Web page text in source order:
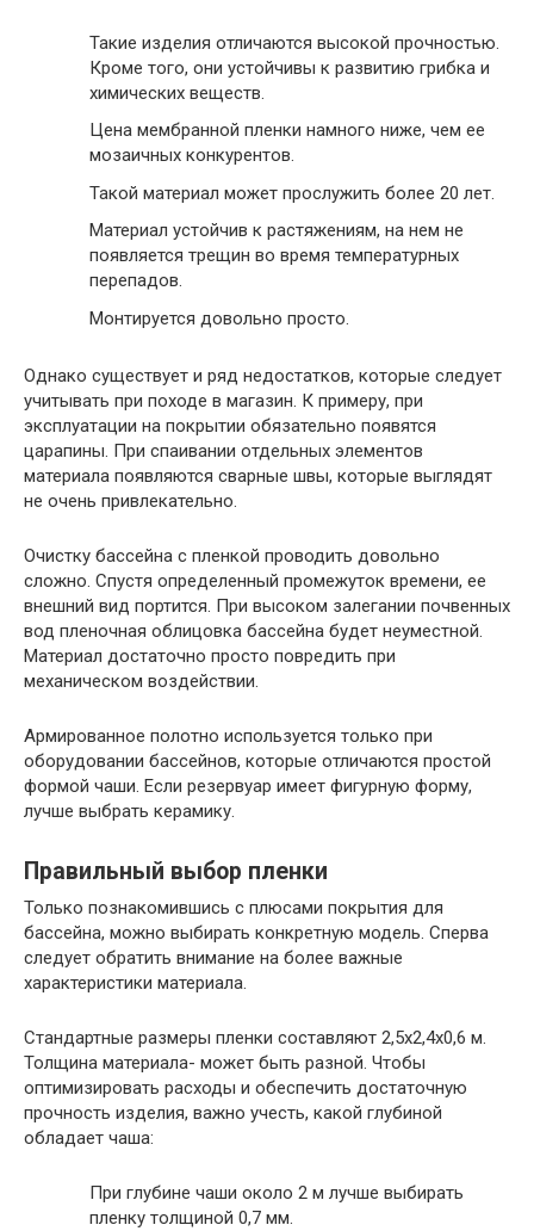
Такие изделия отличаются высокой прочностью.
Кроме того, они устойчивы к развитию грибка и
химических веществ.
Цена мембранной пленки намного ниже, чем ее
мозаичных конкурентов.
Такой материал может прослужить более 20 лет.
Материал устойчив к растяжениям, на нем не
появляется трещин во время температурных
перепадов.
Монтируется довольно просто.
Однако существует и ряд недостатков, которые следует
учитывать при походе в магазин. К примеру, при
эксплуатации на покрытии обязательно появятся
царапины. При спаивании отдельных элементов
материала появляются сварные швы, которые выглядят
не очень привлекательно.
Очистку бассейна с пленкой проводить довольно
сложно. Спустя определенный промежуток времени, ее
внешний вид портится. При высоком залегании почвенных
вод пленочная облицовка бассейна будет неуместной.
Материал достаточно просто повредить при
механическом воздействии.
Армированное полотно используется только при
оборудовании бассейнов, которые отличаются простой
формой чаши. Если резервуар имеет фигурную форму,
лучше выбрать керамику.
Правильный выбор пленки
Только познакомившись с плюсами покрытия для
бассейна, можно выбирать конкретную модель. Сперва
следует обратить внимание на более важные
характеристики материала.
Стандартные размеры пленки составляют 2,5х2,4х0,6 м.
Толщина материала- может быть разной. Чтобы
оптимизировать расходы и обеспечить достаточную
прочность изделия, важно учесть, какой глубиной
обладает чаша:
При глубине чаши около 2 м лучше выбирать
пленку толщиной 0,7 мм.